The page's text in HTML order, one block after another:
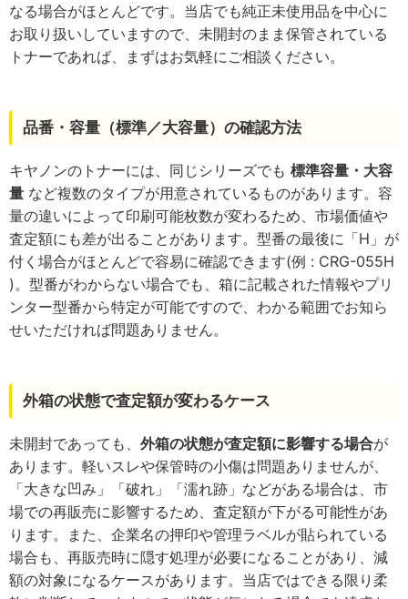
なる場合がほとんどです。当店でも純正未使用品を中心に
お取り扱いしていますので、未開封のまま保管されている
トナーであれば、まずはお気軽にご相談ください。
品番・容量（標準／大容量）の確認方法
キヤノンのトナーには、同じシリーズでも 標準容量・大容
量 など複数のタイプが用意されているものがあります。容
量の違いによって印刷可能枚数が変わるため、市場価値や
査定額にも差が出ることがあります。型番の最後に「H」が
付く場合がほとんどで容易に確認できます(例 : CRG-055H
)。型番がわからない場合でも、箱に記載された情報やプリ
ンター型番から特定が可能ですので、わかる範囲でお知ら
せいただければ問題ありません。
外箱の状態で査定額が変わるケース
未開封であっても、 外箱の状態が査定額に影響する場合が
あります。軽いスレや保管時の小傷は問題ありませんが、
「大きな凹み」「破れ」「濡れ跡」などがある場合は、市
場での再販売に影響するため、査定額が下がる可能性があ
ります。また、企業名の押印や管理ラベルが貼られている
場合も、再販売時に隠す処理が必要になることがあり、減
額の対象になるケースがあります。当店ではできる限り柔